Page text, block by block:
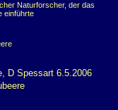
Naturforscher, der das
einführte